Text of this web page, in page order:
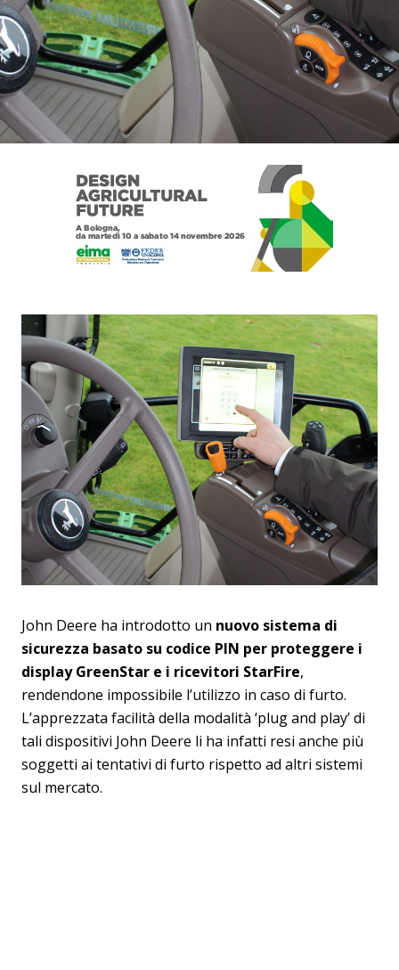
John Deere ha introdotto un nuovo sistema di
sicurezza basato su codice PIN per proteggere i
display GreenStar e i ricevitori StarFire,
rendendone impossibile l’utilizzo in caso di furto.
L’apprezzata facilità della modalità ‘plug and play’ di
tali dispositivi John Deere li ha infatti resi anche più
soggetti ai tentativi di furto rispetto ad altri sistemi
sul mercato.